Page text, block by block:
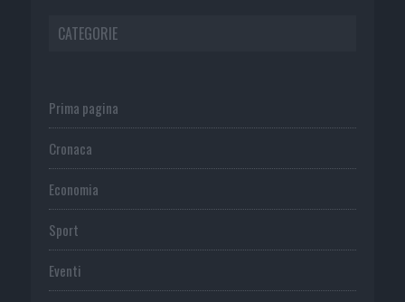
CATEGORIE
Prima pagina
Cronaca
Economia
Sport
Eventi